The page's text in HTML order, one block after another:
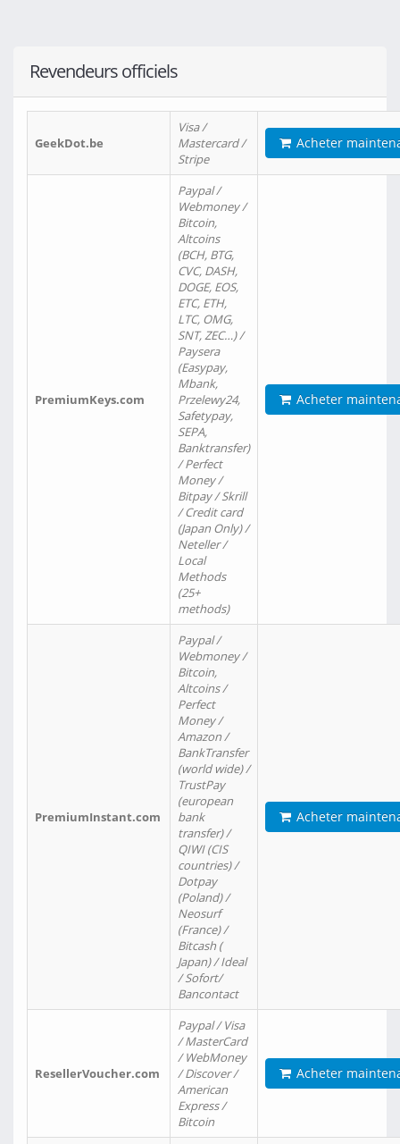
Revendeurs officiels
GeekDot.be
Visa /
Mastercard /
Stripe
Acheter
PremiumKeys.com
Paypal /
Webmoney /
Bitcoin,
Altcoins
(BCH, BTG,
CVC, DASH,
DOGE, EOS,
ETC, ETH,
LTC, OMG,
SNT, ZEC…) /
Paysera
(Easypay,
Mbank,
Przelewy24,
Safetypay,
SEPA,
Banktransfer)
/ Perfect
Money /
Bitpay / Skrill
/ Credit card
(Japan Only) /
Neteller /
Local
Methods
(25+
methods)
Acheter
PremiumInstant.com
Paypal /
Webmoney /
Bitcoin,
Altcoins /
Perfect
Money /
Amazon /
BankTransfer
(world wide) /
TrustPay
(european
bank
transfer) /
QIWI (CIS
countries) /
Dotpay
(Poland) /
Neosurf
(France) /
Bitcash (
Japan) / Ideal
/ Sofort/
Bancontact
Acheter
ResellerVoucher.com
Paypal / Visa
/ MasterCard
/ WebMoney
/ Discover /
American
Express /
Bitcoin
Acheter